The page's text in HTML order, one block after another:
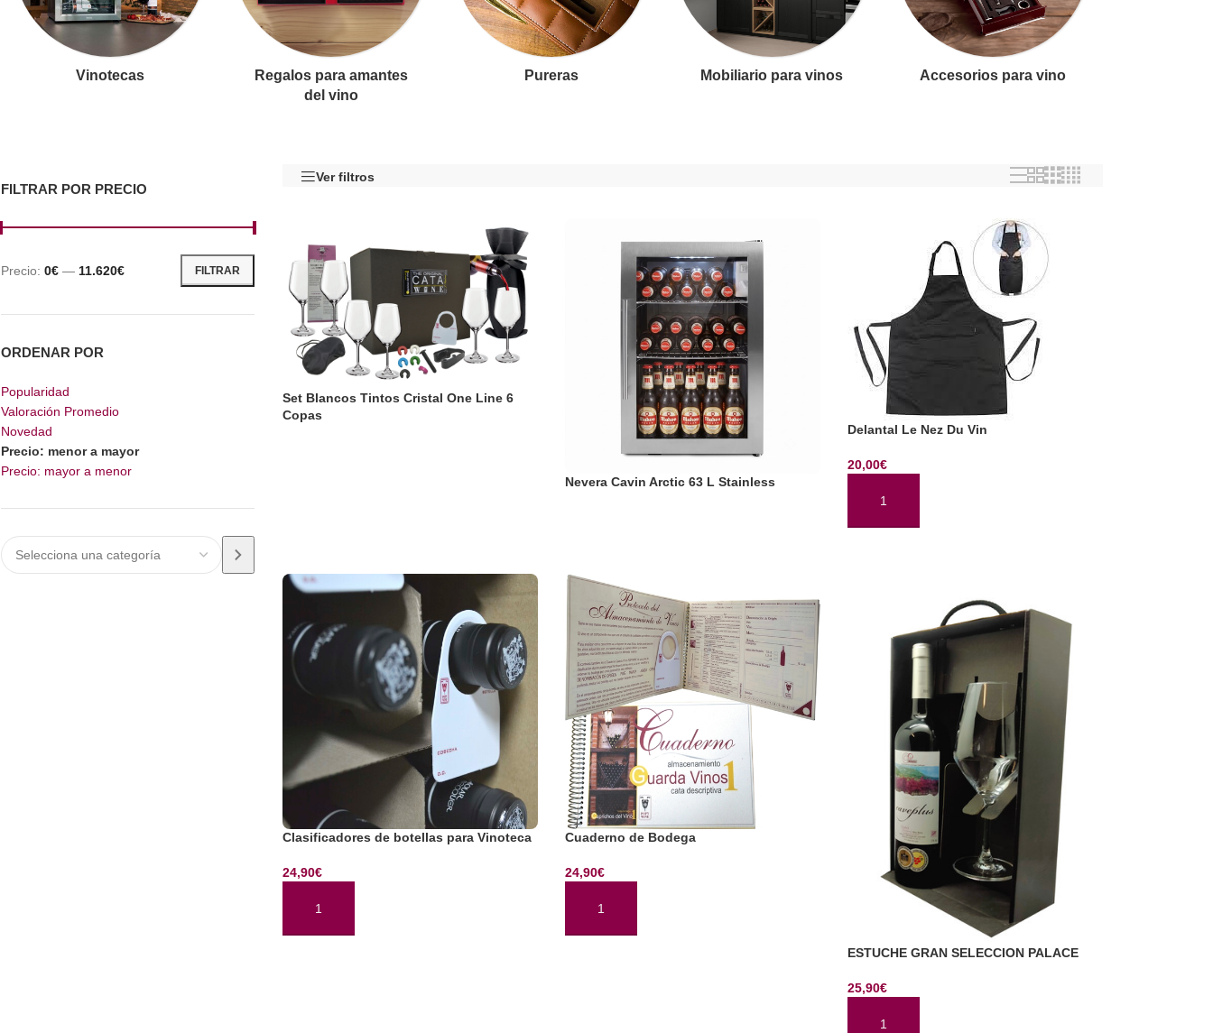
Vinotecas
Regalos para amantes
del vino
Pureras Mobiliario para vinos Accesorios para vino
FILTRAR POR PRECIO
FILTRAR
Precio: 0€— 11.620€
ORDENAR POR
Popularidad
Valoración Promedio
Novedad
Precio: menor a mayor
Precio: mayor a menor
Ver filtros
Set Blancos Tintos Cristal One Line 6
Copas
Nevera Cavin Arctic 63 L Stainless
Delantal Le Nez Du Vin
20,00€
AÑADIR AL CARRITO
Clasificadores de botellas para Vinoteca
24,90€
AÑADIR AL CARRITO
Cuaderno de Bodega
24,90€
AÑADIR AL CARRITO
ESTUCHE GRAN SELECCION PALACE
25,90€